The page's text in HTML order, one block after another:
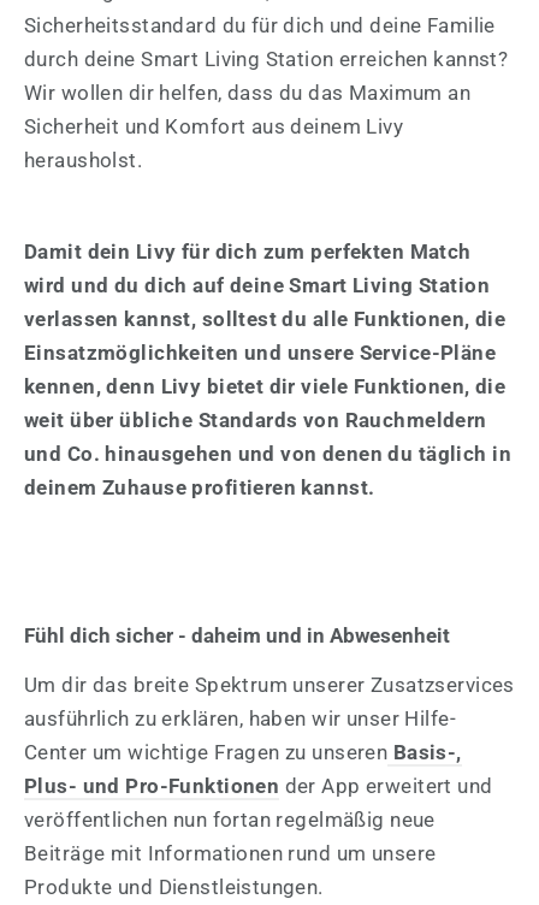
Sicherheitsstandard du für dich und deine Familie
durch deine Smart Living Station erreichen kannst?
Wir wollen dir helfen, dass du das Maximum an
Sicherheit und Komfort aus deinem Livy
herausholst.
Damit dein Livy für dich zum perfekten Match
wird und du dich auf deine Smart Living Station
verlassen kannst, solltest du alle Funktionen, die
Einsatzmöglichkeiten und unsere Service-Pläne
kennen, denn Livy bietet dir viele Funktionen, die
weit über übliche Standards von Rauchmeldern
und Co. hinausgehen und von denen du täglich in
deinem Zuhause profitieren kannst.
Fühl dich sicher - daheim und in Abwesenheit
Um dir das breite Spektrum unserer Zusatzservices
ausführlich zu erklären, haben wir unser Hilfe-
Center um wichtige Fragen zu unseren Basis-,
Plus- und Pro-Funktionen der App erweitert und
veröffentlichen nun fortan regelmäßig neue
Beiträge mit Informationen rund um unsere
Produkte und Dienstleistungen.